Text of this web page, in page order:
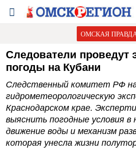
ОМСКАЯ
Следователи проведут
погоды на Кубани
Следственный комитет РФ
гидрометеорологическую
Краснодарском крае.
выяснить погодные условия в
движение воды и механизм
которая унесла жизни